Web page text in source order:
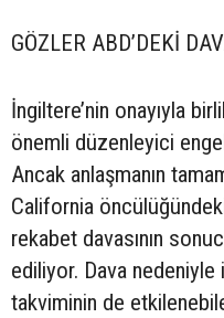
GÖZLER ABD’DEKİ
İngiltere’nin onayıyla
önemli düzenleyici
Ancak anlaşmanın
California
rekabet davasının
ediliyor. Dava
takviminin de